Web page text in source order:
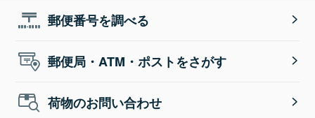
郵便番号を調べる
郵便局・ATM・ポストをさがす
荷物のお問い合わせ